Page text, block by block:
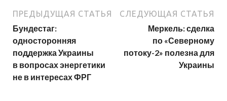
ПРЕДЫДУЩАЯ СТАТЬЯ
Бундестаг:
односторонняя
поддержка Украины
в вопросах энергетики
не в интересах ФРГ
СЛЕДУЮЩАЯ СТАТЬЯ
Меркель: сделка
по «Северному
потоку-2» полезна для
Украины